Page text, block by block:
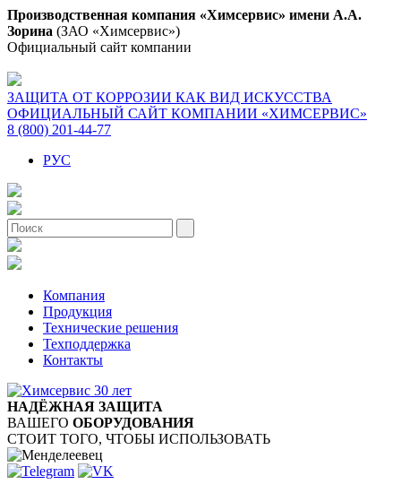
Производственная компания «Химсервис» имени А.А.
Зорина (ЗАО «Химсервис»)
Официальный сайт компании
ЗАЩИТА ОТ КОРРОЗИИ КАК ВИД ИСКУССТВА
ОФИЦИАЛЬНЫЙ САЙТ КОМПАНИИ «ХИМСЕРВИС»
8 (800) 201-44-77
РУС
Компания
Продукция
Технические решения
Техподдержка
Контакты
НАДЁЖНАЯ ЗАЩИТА
ВАШЕГО ОБОРУДОВАНИЯ
СТОИТ ТОГО, ЧТОБЫ ИСПОЛЬЗОВАТЬ